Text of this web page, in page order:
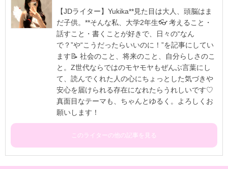
【JDライター】Yukika**見た目は大人、頭脳はま
だ子供。**そんな私、大学2年生👓 考えること・
話すこと・書くことが好きで、日々の“なん
で？”や“こうだったらいいのに！”を記事にしてい
ます📝 社会のこと、将来のこと、自分らしさのこ
と。Z世代ならではのモヤモヤもぜんぶ言葉にし
て、読んでくれた人の心にちょっとした気づきや
安心を届けられる存在になれたらうれしいです♡
真面目なテーマも、ちゃんとゆるく。よろしくお
願いします！
このライターの他の記事を見る